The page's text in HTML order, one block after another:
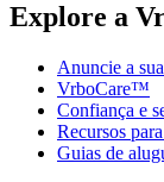
Explore a
Anuncie a
VrboCare™
Confiança e
Recursos
Guias de